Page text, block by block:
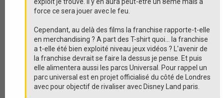
force ce sera jouer avec le feu.
Cependant, au delà des films la franchise rapporte-t-elle
en merchandising ? A part des T-shirt quoi... la franchise
a t-elle été bien exploité niveau jeux vidéos ? L'avenir de
la franchise devrait se faire la dessus je pense. Et puis
elle alimentera aussi les parcs Universal. Pour rappel un
parc universal est en projet officialisé du côté de Londres
avec pour objectif de rivaliser avec Disney Land paris.